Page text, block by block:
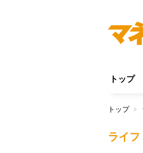
トップ
トップ
ライフ